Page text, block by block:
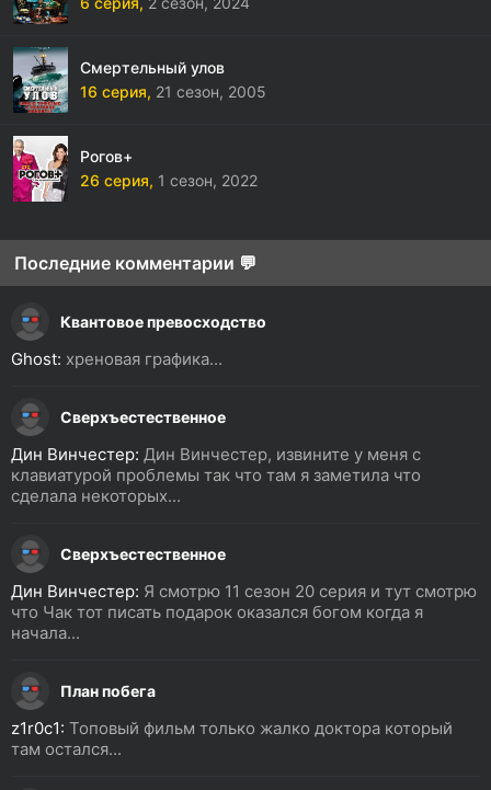
Смертельный улов
16 серия, 21 сезон, 2005
Рогов+
26 серия, 1 сезон, 2022
Последние комментарии 💬
Квантовое превосходство
Ghost: хреновая графика...
Сверхъестественное
Дин Винчестер: Дин Винчестер, извините у меня с
клавиатурой проблемы так что там я заметила что
сделала некоторых...
Сверхъестественное
Дин Винчестер: Я смотрю 11 сезон 20 серия и тут смотрю
что Чак тот писать подарок оказался богом когда я
начала...
План побега
z1r0c1: Топовый фильм только жалко доктора который
там остался...